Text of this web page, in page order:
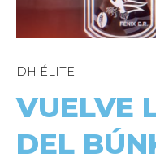
DH ÉLITE
VUELVE
DEL